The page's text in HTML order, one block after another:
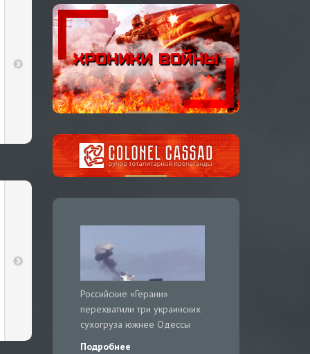
Российские «Герани»
перехватили три украинских
сухогруза южнее Одессы
Подробнее